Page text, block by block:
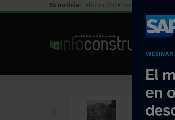
Es noticia: Ahorra 320 € por vivienda en